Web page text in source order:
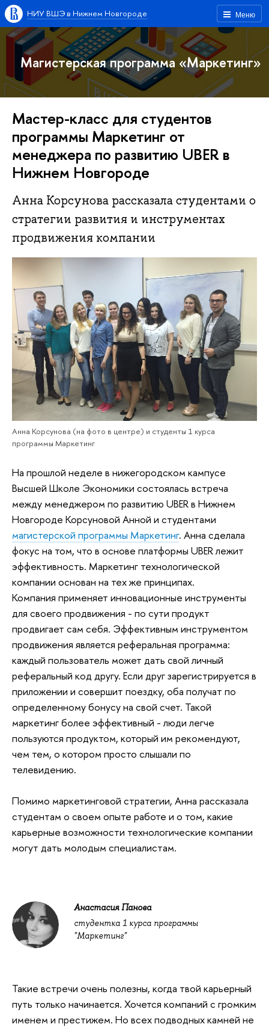
Меню
НИУ ВШЭ в Нижнем Новгороде
Магистерская программа «Маркетинг»
Мастер-класс для студентов
программы Маркетинг от
менеджера по развитию UBER в
Нижнем Новгороде
Анна Корсунова рассказала студентами о
стратегии развития и инструментах
продвижения компании
Анна Корсунова (на фото в центре) и студенты 1 курса
программы Маркетинг
На прошлой неделе в нижегородском кампусе
Высшей Школе Экономики состоялась встреча
между менеджером по развитию UBERв Нижнем
Новгороде Корсуновой Анной и студентами
магистерской программы Маркетинг. Анна сделала
фокус на том, что в основе платформы UBERлежит
эффективность. Маркетинг технологической
компании основан на тех же принципах.
Компания применяет инновационные инструменты
для своего продвижения - по сути продукт
продвигает сам себя. Эффективным инструментом
продвижения является реферальная программа:
каждый пользователь может дать свой личный
реферальный код другу. Если друг зарегистрируется в
приложении и совершит поездку, оба получат по
определенному бонусу на свой счет. Такой
маркетинг более эффективный - люди легче
пользуются продуктом, который им рекомендуют,
чем тем, о котором просто слышали по
телевидению.
Помимо маркетинговой стратегии, Анна рассказала
студентам о своем опыте работе и о том, какие
карьерные возможности технологические компании
могут дать молодым специалистам.
Анастасия Панова
студентка 1 курса программы
"Маркетинг"
Такие встречи очень полезны, когда твой карьерный
путь только начинается. Хочется компаний с громким
именем и престижем. Но всех подводных камней не